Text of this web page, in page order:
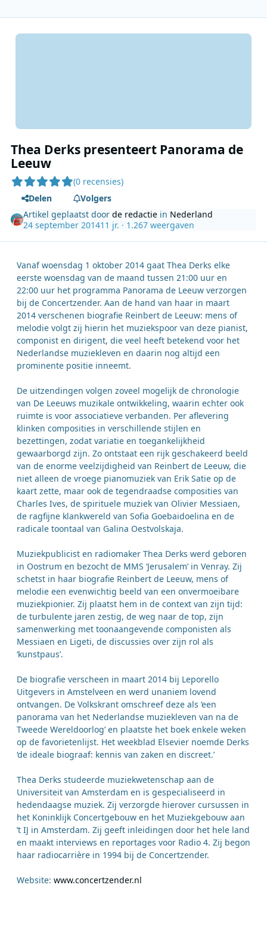
Thea Derks presenteert Panorama de
Leeuw
(0 recensies)
Delen
Volgers
Artikel geplaatst doorde redactie in Nederland
24 september 201411 jr. · 1.267 weergaven
Vanaf woensdag 1 oktober 2014 gaat Thea Derks elke
eerste woensdag van de maand tussen 21:00 uur en
22:00 uur het programma Panorama de Leeuw verzorgen
bij de Concertzender. Aan de hand van haar in maart
2014 verschenen biografie Reinbert de Leeuw: mens of
melodie volgt zij hierin het muziekspoor van deze pianist,
componist en dirigent, die veel heeft betekend voor het
Nederlandse muziekleven en daarin nog altijd een
prominente positie inneemt.
De uitzendingen volgen zoveel mogelijk de chronologie
van De Leeuws muzikale ontwikkeling, waarin echter ook
ruimte is voor associatieve verbanden. Per aflevering
klinken composities in verschillende stijlen en
bezettingen, zodat variatie en toegankelijkheid
gewaarborgd zijn. Zo ontstaat een rijk geschakeerd beeld
van de enorme veelzijdigheid van Reinbert de Leeuw, die
niet alleen de vroege pianomuziek van Erik Satie op de
kaart zette, maar ook de tegendraadse composities van
Charles Ives, de spirituele muziek van Olivier Messiaen,
de ragfijne klankwereld van Sofia Goebaidoelina en de
radicale toontaal van Galina Oestvolskaja.
Muziekpublicist en radiomaker Thea Derks werd geboren
in Oostrum en bezocht de MMS ‘Jerusalem’ in Venray. Zij
schetst in haar biografie Reinbert de Leeuw, mens of
melodie een evenwichtig beeld van een onvermoeibare
muziekpionier. Zij plaatst hem in de context van zijn tijd:
de turbulente jaren zestig, de weg naar de top, zijn
samenwerking met toonaangevende componisten als
Messiaen en Ligeti, de discussies over zijn rol als
‘kunstpaus’.
De biografie verscheen in maart 2014 bij Leporello
Uitgevers in Amstelveen en werd unaniem lovend
ontvangen. De Volkskrant omschreef deze als ‘een
panorama van het Nederlandse muziekleven van na de
Tweede Wereldoorlog’ en plaatste het boek enkele weken
op de favorietenlijst. Het weekblad Elsevier noemde Derks
‘de ideale biograaf: kennis van zaken en discreet.’
Thea Derks studeerde muziekwetenschap aan de
Universiteit van Amsterdam en is gespecialiseerd in
hedendaagse muziek. Zij verzorgde hierover cursussen in
het Koninklijk Concertgebouw en het Muziekgebouw aan
’t IJ in Amsterdam. Zij geeft inleidingen door het hele land
en maakt interviews en reportages voor Radio 4. Zij begon
haar radiocarrière in 1994 bij de Concertzender.
Website: www.concertzender.nl